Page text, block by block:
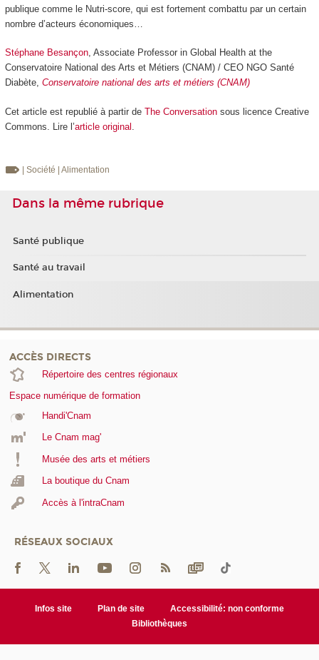
publique comme le Nutri-score, qui est fortement combattu par un certain
nombre d’acteurs économiques…
Stéphane Besançon, Associate Professor in Global Health at the
Conservatoire National des Arts et Métiers (CNAM) / CEO NGO Santé
Diabète, Conservatoire national des arts et métiers (CNAM)
Cet article est republié à partir de The Conversationsous licence Creative
Commons. Lire l’article original
| Société | Alimentation
Dans la même rubrique
Santé publique
Santé au travail
Alimentation
ACCÈS DIRECTS
Répertoire des centres régionaux
Espace numérique de formation
Handi'Cnam
Le Cnam mag'
Musée des arts et métiers
La boutique du Cnam
Accès à l'intraCnam
RÉSEAUX SOCIAUX
Infos site Plan de site
Accessibilité: non conforme
Bibliothèques